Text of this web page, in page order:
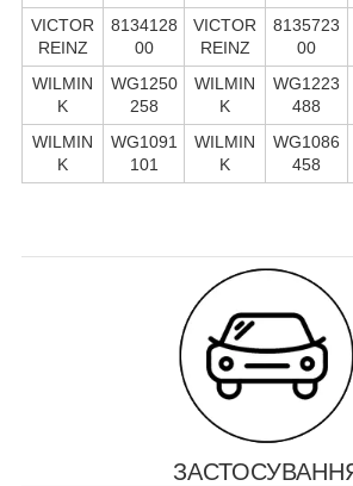
VICTOR
REINZ
8134128
00
VICTOR
REINZ
8135723
00
WILMIN
K
WG1250
258
WILMIN
K
WG1223
488
WILMIN
K
WG1091
101
WILMIN
K
WG1086
458